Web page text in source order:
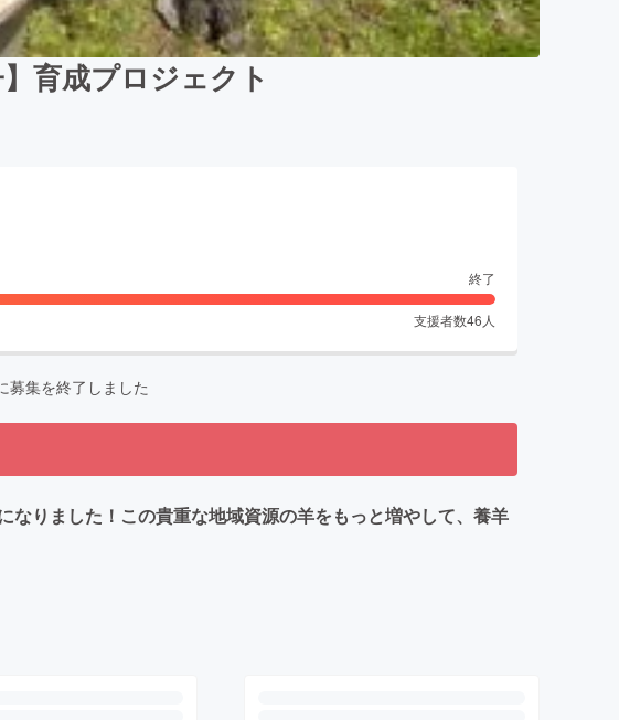
育成プロジェクト
終了
支援者数46 人
募集を終了しました
りました！この貴重な地域資源の羊をもっと増やして、養羊